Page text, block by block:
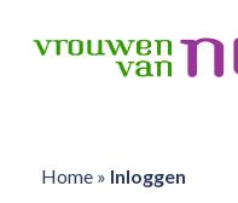
Home» Inloggen